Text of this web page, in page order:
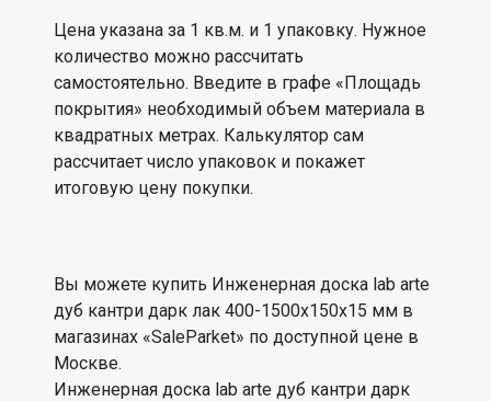
Цена указана за 1 кв.м. и 1 упаковку. Нужное
количество можно рассчитать
самостоятельно. Введите в графе «Площадь
покрытия» необходимый объем материала в
квадратных метрах. Калькулятор сам
рассчитает число упаковок и покажет
итоговую цену покупки.
Вы можете купить Инженерная доска lab arte
дуб кантри дарк лак 400-1500x150x15 мм в
магазинах «SaleParket» по доступной цене в
Москве.
Инженерная доска lab arte дуб кантри дарк